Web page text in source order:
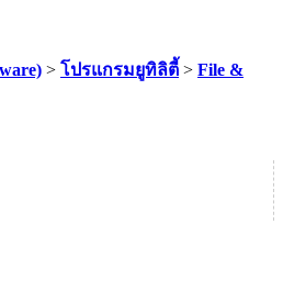
> โปรแกรมยูทิลิตี้ > File &